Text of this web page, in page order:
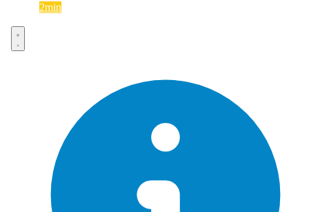
2min